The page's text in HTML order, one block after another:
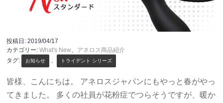
投稿日:2019/04/17
カテゴリー:What's New
アネロス商品紹介
タグ:
お知らせ トライデント シリーズ
皆様、こんにちは。 アネロスジャパンにもやっと春がやっ
てきました。 多くの社員が花粉症でつらそうですが、暖か